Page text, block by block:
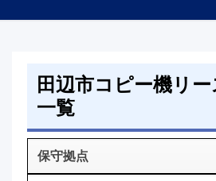
田辺市コピー機リ
一覧
保守拠点